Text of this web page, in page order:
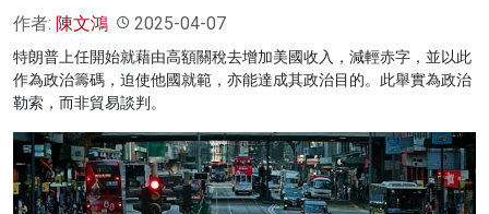
作者: 陳文鴻 2025-04-07
特朗普上任開始就藉由高額關稅去增加美國收入，減輕赤字，並以此
作為政治籌碼，迫使他國就範，亦能達成其政治目的。此舉實為政治
勒索，而非貿易談判。